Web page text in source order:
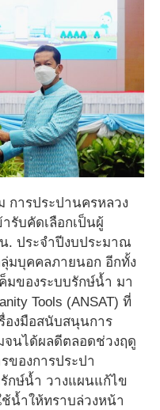
การประปานครหลวง
รับคัดเลือกเป็นผู้
. ประจำปีงบประมาณ
มบุคคลภายนอก อีกทั้ง
มของระบบรักษ์น้ำ มา
Tools (ANSAT) ที่
องมือสนับสนุนการ
จนได้ผลดีตลอดช่วงฤดู
ของการประปา
กษ์น้ำ วางแผนแก้ไข
น้ำให้ทราบล่วงหน้า